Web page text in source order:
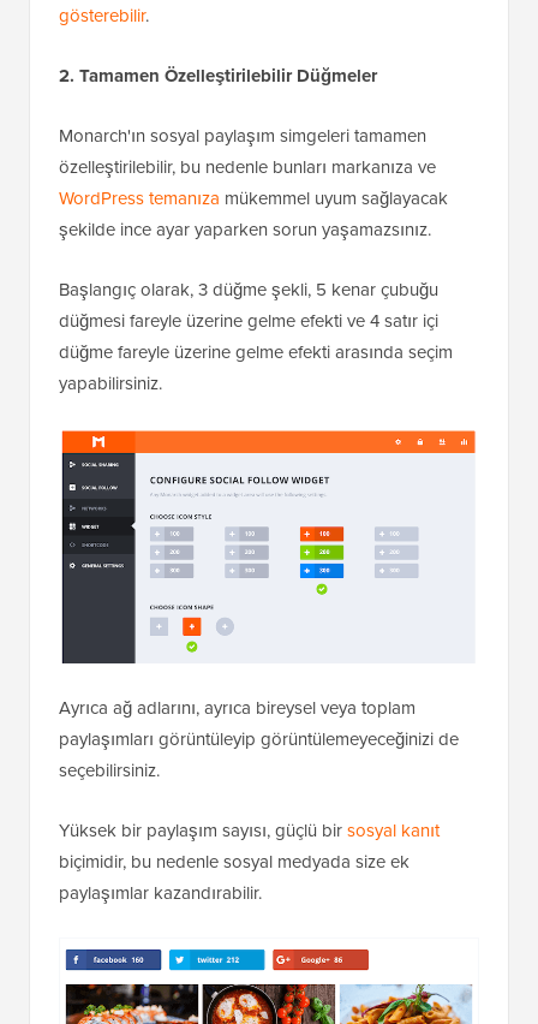
gösterebilir.
2. Tamamen Özelleştirilebilir Düğmeler
Monarch'ın sosyal paylaşım simgeleri tamamen
özelleştirilebilir, bu nedenle bunları markanıza ve
WordPress temanıza mükemmel uyum sağlayacak
şekilde ince ayar yaparken sorun yaşamazsınız.
Başlangıç olarak, 3 düğme şekli, 5 kenar çubuğu
düğmesi fareyle üzerine gelme efekti ve 4 satır içi
düğme fareyle üzerine gelme efekti arasında seçim
yapabilirsiniz.
Ayrıca ağ adlarını, ayrıca bireysel veya toplam
paylaşımları görüntüleyip görüntülemeyeceğinizi de
seçebilirsiniz.
Yüksek bir paylaşım sayısı, güçlü birsosyal kanıt
biçimidir, bu nedenle sosyal medyada size ek
paylaşımlar kazandırabilir.